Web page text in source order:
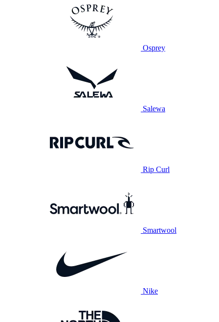
Osprey
Salewa
Rip Curl
Smartwool
Nike